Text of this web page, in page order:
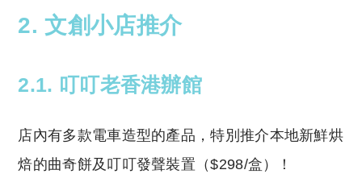
2. 文創小店推介
2.1. 叮叮老香港辦館
店內有多款電車造型的產品，特別推介本地新鮮烘
焙的曲奇餅及叮叮發聲裝置（$298/盒）！